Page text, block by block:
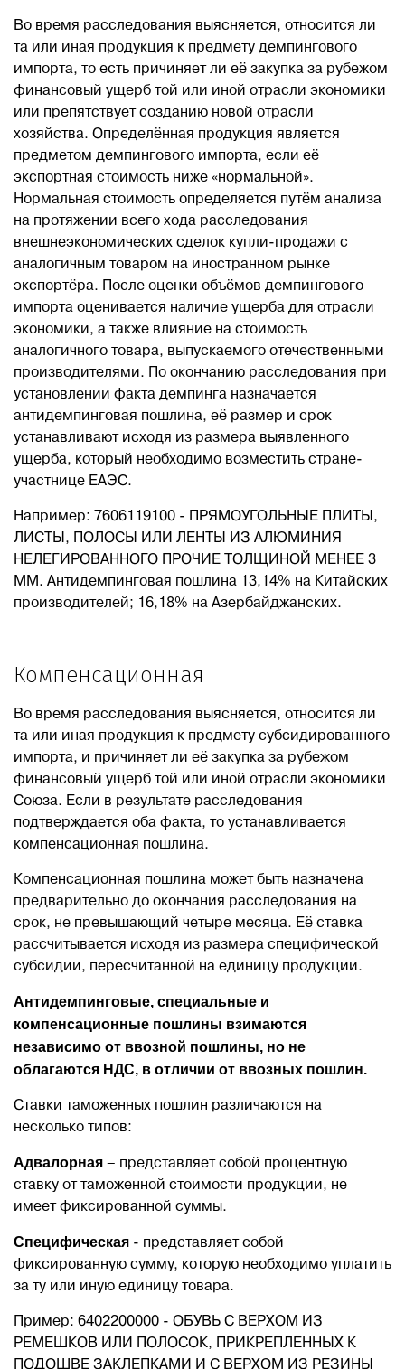
Во время расследования выясняется, относится ли
та или иная продукция к предмету демпингового
импорта, то есть причиняет ли её закупка за рубежом
финансовый ущерб той или иной отрасли экономики
или препятствует созданию новой отрасли
хозяйства. Определённая продукция является
предметом демпингового импорта, если её
экспортная стоимость ниже «нормальной».
Нормальная стоимость определяется путём анализа
на протяжении всего хода расследования
внешнеэкономических сделок купли-продажи с
аналогичным товаром на иностранном рынке
экспортёра. После оценки объёмов демпингового
импорта оценивается наличие ущерба для отрасли
экономики, а также влияние на стоимость
аналогичного товара, выпускаемого отечественными
производителями. По окончанию расследования при
установлении факта демпинга назначается
антидемпинговая пошлина, её размер и срок
устанавливают исходя из размера выявленного
ущерба, который необходимо возместить стране-
участнице ЕАЭС.
Например: 7606119100 - ПРЯМОУГОЛЬНЫЕ ПЛИТЫ,
ЛИСТЫ, ПОЛОСЫ ИЛИ ЛЕНТЫ ИЗ АЛЮМИНИЯ
НЕЛЕГИРОВАННОГО ПРОЧИЕ ТОЛЩИНОЙ МЕНЕЕ 3
ММ. Антидемпинговая пошлина 13,14% на Китайских
производителей; 16,18% на Азербайджанских.
Компенсационная
Во время расследования выясняется, относится ли
та или иная продукция к предмету субсидированного
импорта, и причиняет ли её закупка за рубежом
финансовый ущерб той или иной отрасли экономики
Союза. Если в результате расследования
подтверждается оба факта, то устанавливается
компенсационная пошлина.
Компенсационная пошлина может быть назначена
предварительно до окончания расследования на
срок, не превышающий четыре месяца. Её ставка
рассчитывается исходя из размера специфической
субсидии, пересчитанной на единицу продукции.
Антидемпинговые, специальные и
компенсационные пошлины взимаются
независимо от ввозной пошлины, но не
облагаются НДС, в отличии от ввозных пошлин.
Ставки таможенных пошлин различаются на
несколько типов:
Адвалорная – представляет собой процентную
ставку от таможенной стоимости продукции, не
имеет фиксированной суммы.
Специфическая - представляет собой
фиксированную сумму, которую необходимо уплатить
за ту или иную единицу товара.
Пример: 6402200000 - ОБУВЬ С ВЕРХОМ ИЗ
РЕМЕШКОВ ИЛИ ПОЛОСОК, ПРИКРЕПЛЕННЫХ К
ПОДОШВЕ ЗАКЛЕПКАМИ И С ВЕРХОМ ИЗ РЕЗИНЫ